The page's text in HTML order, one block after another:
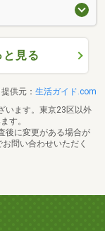
見る
供元： 生活ガイド.com
います。東京23区以外
す。
後に変更がある場合が
問い合わせいただく